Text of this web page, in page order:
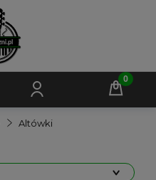
Altówki